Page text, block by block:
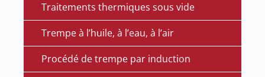
Traitements thermiques sous vide
Trempe à l’huile, à l’eau, à l’air
Procédé de trempe par induction